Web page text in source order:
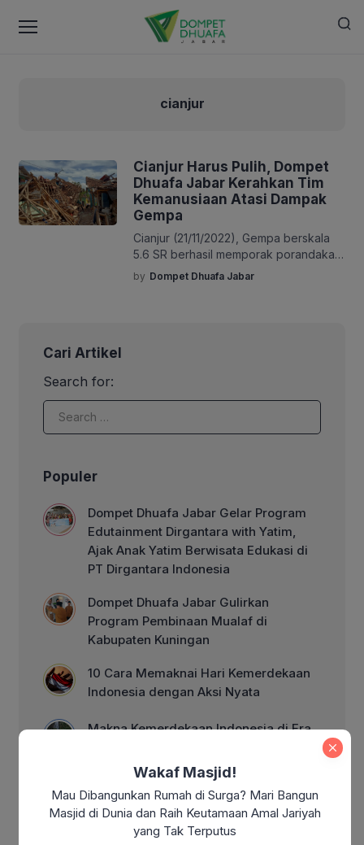
cianjur
Cianjur Harus Pulih, Dompet
Dhuafa Jabar Kerahkan Tim
Kemanusiaan Atasi Dampak
Gempa
Cianjur (21/11/2022), Gempa berskala
5.6 SR berhasil memporak porandakan
sebagian kawasan Cianjur.
Berdasarkan data dari BMKG gempa
Bogor, Bandung, dan beberapa lokasi
by Dompet Dhuafa Jabar
Cari Artikel
Search for:
Populer
Dompet Dhuafa Jabar Gelar Program
Edutainment Dirgantara with Yatim,
Ajak Anak Yatim Berwisata Edukasi di
PT Dirgantara Indonesia
Dompet Dhuafa Jabar Gulirkan
Program Pembinaan Mualaf di
Kabupaten Kuningan
10 Cara Memaknai Hari Kemerdekaan
Indonesia dengan Aksi Nyata
Makna Kemerdekaan Indonesia di Era
Merdeka?
Makna Maulid Nabi Muhammad SAW:
Meneladani Akhlak Rasulullah dalam
Kehidupan Sehari-hari
Wakaf Masjid!
Mau Dibangunkan Rumah di Surga? Mari Bangun
Masjid di Dunia dan Raih Keutamaan Amal Jariyah
yang Tak Terputus